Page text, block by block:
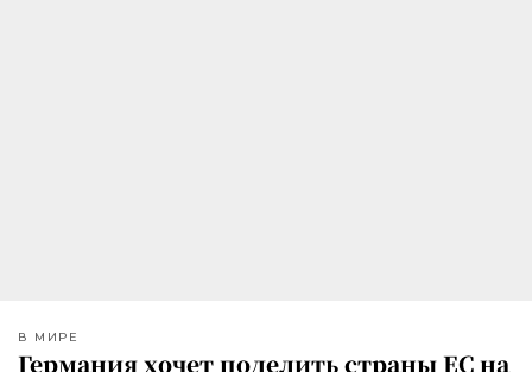
В МИРЕ
Германия хочет поделить страны ЕС на